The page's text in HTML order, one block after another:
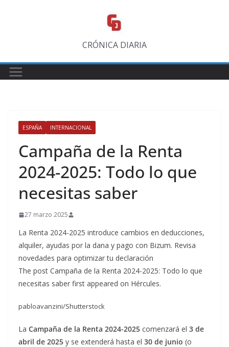
CRÓNICA DIARIA
ESPAÑA INTERNACIONAL
Campaña de la Renta
2024-2025: Todo lo que
necesitas saber
27 marzo 2025
La Renta 2024-2025 introduce cambios en deducciones,
alquiler, ayudas por la dana y pago con Bizum. Revisa
novedades para optimizar tu declaración
The post Campaña de la Renta 2024-2025: Todo lo que
necesitas saber first appeared on Hércules.
pabloavanzini/Shutterstock
La Campaña de la Renta 2024-2025 comenzará el 3 de
abril de 2025 y se extenderá hasta el 30 de junio (o